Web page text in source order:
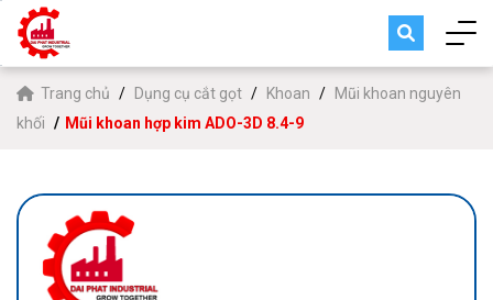
Trang chủ Dụng cụ cắt gọt Khoan
Mũi khoan nguyên
khối
Mũi khoan hợp kim ADO-3D 8.4-9